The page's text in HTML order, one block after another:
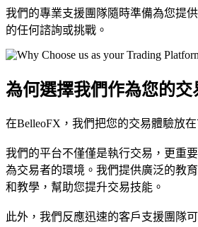
我們的專業支援團隊隨時準備為您提
的任何諮詢或挑戰。
為何選擇我們作為您的交
在BelleoFX，我們把您的交易體驗放在
我們的平台不僅僅是執行交易，更重
為交易者的環境。我們提供廣泛的教
和教學，幫助您提升交易技能。
此外，我們反應迅速的客戶支援團隊